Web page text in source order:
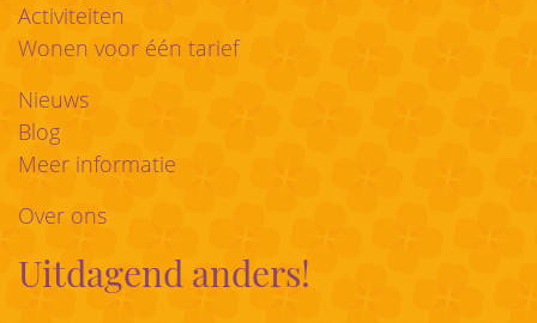
Activiteiten
Wonen voor één tarief
Nieuws
Blog
Meer informatie
Over ons
Uitdagend anders!